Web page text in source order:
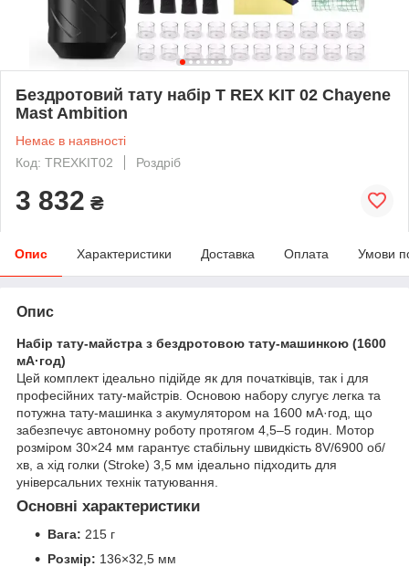
Бездротовий тату набір T REX KIT 02 Chayene
Mast Ambition
Немає в наявності
Код: TREXKIT02
Роздріб
3 832 ₴
Опис Характеристики Доставка Оплата Умови
Опис
Набір тату-майстра з бездротовою тату-машинкою (1600
мА·год)
Цей комплект ідеально підійде як для початківців, так і для
професійних тату-майстрів. Основою набору слугує легка та
потужна тату-машинка з акумулятором на 1600 мА·год, що
забезпечує автономну роботу протягом 4,5–5 годин. Мотор
розміром 30×24 мм гарантує стабільну швидкість 8V/6900 об/
хв, а хід голки (Stroke) 3,5 мм ідеально підходить для
універсальних технік татуювання.
Основні характеристики
Вага: 215 г
Розмір: 136×32,5 мм